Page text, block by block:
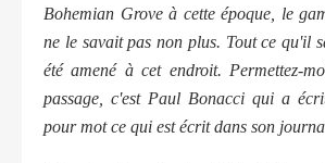
Bohemian Grove à cette époque, le
ne le savait pas non plus. Tout ce qu'il
été amené à cet endroit. Permettez-
passage, c'est Paul Bonacci qui a
pour mot ce qui est écrit dans son